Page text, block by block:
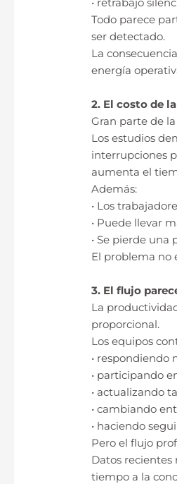
Todo parece
ser detectado.
La
energía
2. El costo de
Gran parte de
Los estudios
interrupciones
aumenta el
Además:
• Los
• Puede llevar
• Se pierde
El problema no
3. El flujo
La
proporcional.
Los equipos
• respondiendo
• participando
• actualizando
• cambiando
• haciendo
Pero el flujo
Datos recientes
tiempo a la